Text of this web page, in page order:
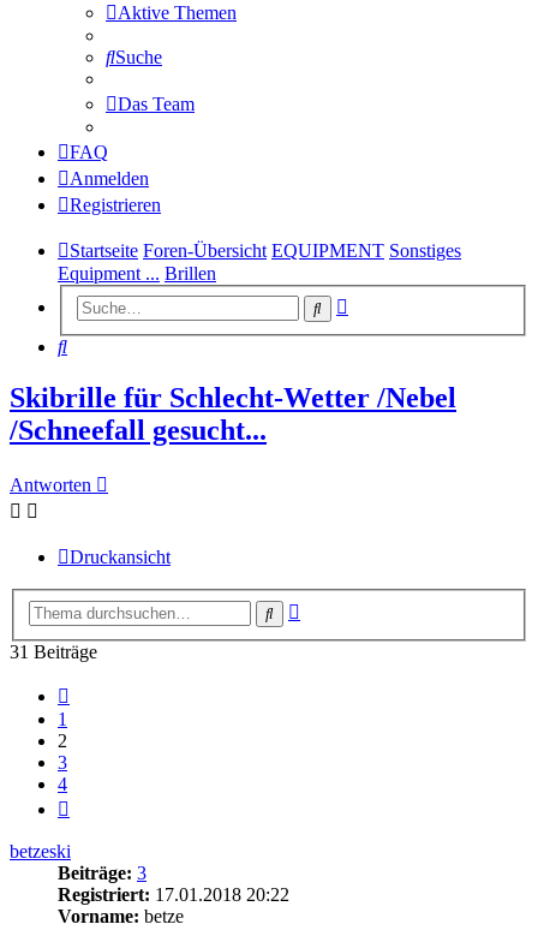
Aktive Themen
Suche
Das Team
FAQ
Anmelden
Registrieren
Startseite Foren-Übersicht EQUIPMENT Sonstiges
Equipment ... Brillen
Suche
Suche
Skibrille für Schlecht-Wetter /Nebel
/Schneefall gesucht...
Antworten
Druckansicht
Suche
31 Beiträge
1
2
3
4
betzeski
Beiträge: 3
Registriert: 17.01.2018 20:22
Vorname: betze